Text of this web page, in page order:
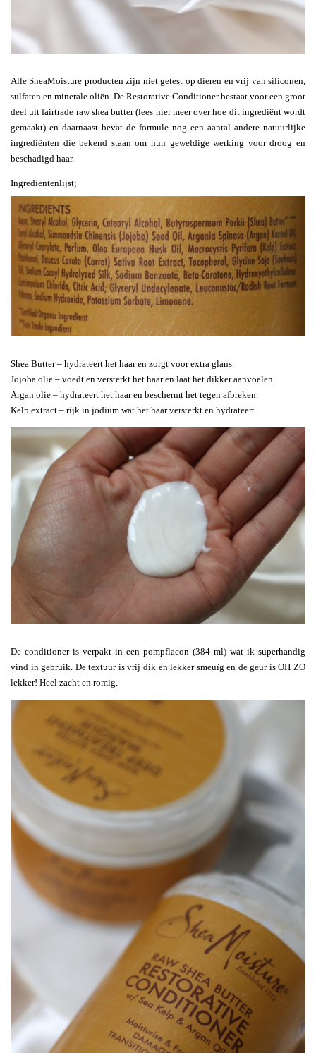
Alle SheaMoisture producten zijn niet getest op dieren en vrij van siliconen,
sulfaten en minerale oliën. De Restorative Conditioner bestaat voor een groot
deel uit fairtrade raw shea butter (lees hier meer over hoe dit ingrediënt wordt
gemaakt) en daarnaast bevat de formule nog een aantal andere natuurlijke
ingrediënten die bekend staan om hun geweldige werking voor droog en
beschadigd haar.
Ingrediëntenlijst;
Shea Butter – hydrateert het haar en zorgt voor extra glans.
Jojoba olie – voedt en versterkt het haar en laat het dikker aanvoelen.
Argan olie – hydrateert het haar en beschermt het tegen afbreken.
Kelp extract – rijk in jodium wat het haar versterkt en hydrateert.
De conditioner is verpakt in een pompflacon (384 ml) wat ik superhandig
vind in gebruik. De textuur is vrij dik en lekker smeuïg en de geur is OH ZO
lekker! Heel zacht en romig.